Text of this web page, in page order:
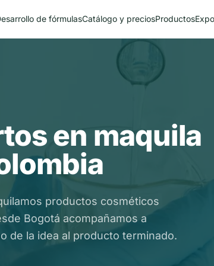
de fórmulasCatálogo y preciosProductos
en maquila
productos cosméticos
Bogotá acompañamos a
de la idea al producto terminado.